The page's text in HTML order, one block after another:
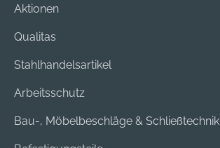
Aktionen
Qualitas
Stahlhandelsartikel
Arbeitsschutz
Bau-, Möbelbeschläge & Schließtechnik